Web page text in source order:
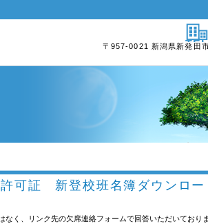
〒957-0021 新潟県新発田
可証 新登校班名簿ダウンロー
なく、リンク先の欠席連絡フォームで回答いただいておりま